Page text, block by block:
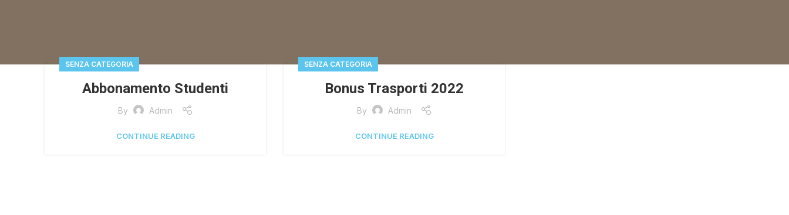
SENZA CATEGORIA
Abbonamento Studenti
By Admin
CONTINUE READING
SENZA CATEGORIA
Bonus Trasporti 2022
By Admin
CONTINUE READING